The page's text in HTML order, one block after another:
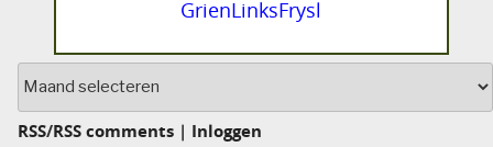
GrienLinksFrysl
RSS/RSS comments | Inloggen